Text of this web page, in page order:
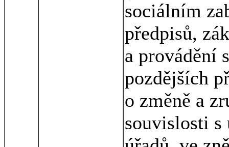
sociálním
předpisů,
a provádění
pozdějších
o změně a
souvislosti s